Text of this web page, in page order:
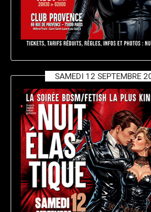
SAMEDI 12 SEPTEMBRE